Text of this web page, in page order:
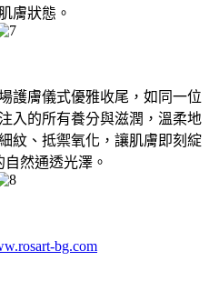
膚狀態。
護膚儀式優雅收尾，如同一位
入的所有養分與滋潤，溫柔地
紋、抵禦氧化，讓肌膚即刻綻
然通透光澤。
bg.com